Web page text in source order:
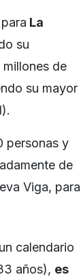
La
su
de
su mayor
personas y
de
Viga, para
calendario
años), es